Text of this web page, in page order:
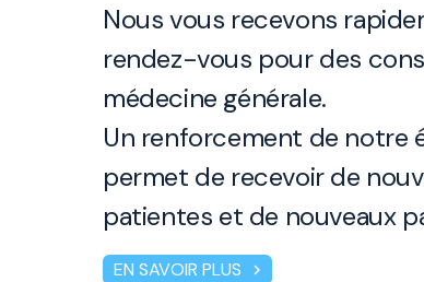
Nous vous recevons
rendez-vous pour des
médecine générale.
Un renforcement de notre
permet de recevoir de
patientes et de nouveaux
EN SAVOIR PLUS chevron_right